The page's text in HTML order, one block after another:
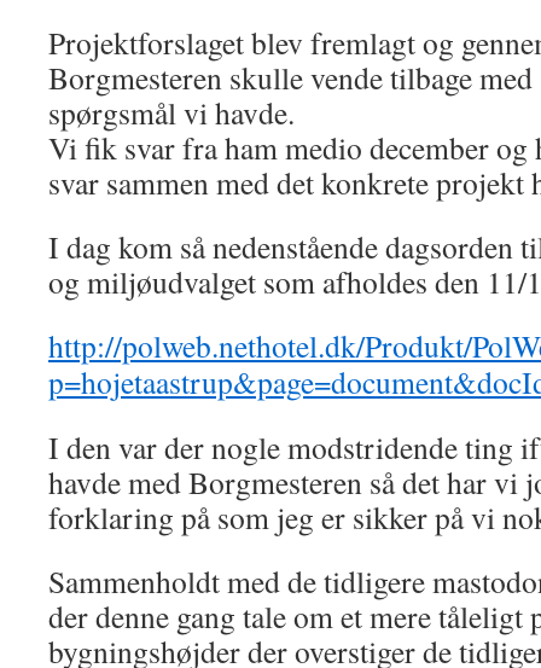
Projektforslaget blev fremlagt og
Borgmesteren skulle vende tilbage
spørgsmål vi havde.
Vi fik svar fra ham medio december og
svar sammen med det konkrete projekt
I dag kom så nedenstående dagsorden
og miljøudvalget som afholdes den 11/
http://polweb.nethotel.dk/Produkt/
I den var der nogle modstridende ting
havde med Borgmesteren så det har vi
forklaring på som jeg er sikker på vi
Sammenholdt med de tidligere
der denne gang tale om et mere
bygningshøjder der overstiger de